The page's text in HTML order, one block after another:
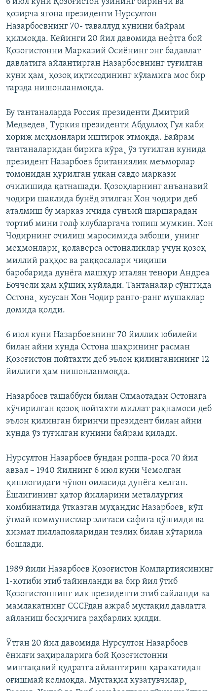
6 июл куни Қозоғистон ўзининг биринчи ва
ҳозирча ягона президенти Нурсултон
Назарбоевнинг 70- таваллуд кунини байрам
қилмоқда. Кейинги 20 йил давомида нефтга бой
Қозоғистонни Марказий Осиëнинг энг бадавлат
давлатига айлантирган Назарбоевнинг туғилган
куни ҳам¸ қозоқ иқтисодининг кўламига мос бир
тарзда нишонланмоқда.
Бу тантаналарда Россия президенти Дмитрий
Медведев¸ Туркия президенти Абдуллоҳ Гул каби
хориж меҳмонлари иштирок этмоқда. Байрам
тантаналаридан бирига кўра¸ ўз туғилган кунида
президент Назарбоев британиялик меъморлар
томонидан қурилган улкан савдо маркази
очилишида қатнашади. Қозоқларнинг анъанавий
чодири шаклида бунëд этилган Хон чодири деб
аталмиш бу марказ ичида сунъий шаршарадан
тортиб мини голф клубларгача топиш мумкин. Хон
Чодирнинг очилиш маросимида элбоши¸ унинг
меҳмонлари¸ қолаверса остоналиклар учун қозоқ
миллий раққос ва раққосалари чиқиши
баробарида дунëга машҳур италян тенори Андреа
Боччели ҳам қўшиқ куйлади. Тантаналар сўнггида
Остона¸ хусусан Хон Чодир ранго-ранг мушаклар
домида қолди.
6 июл куни Назарбоевнинг 70 йиллик юбилейи
билан айни кунда Остона шаҳрининг расман
Қозоғистон пойтахти деб эълон қилинганининг 12
йиллиги ҳам нишонланмоқда.
Назарбоев ташаббуси билан Олмаотадан Остонага
кўчирилган қозоқ пойтахти миллат раҳнамоси деб
эълон қилинган биринчи президент билан айни
кунда ўз туғилган кунини байрам қилади.
Нурсултон Назарбоев бундан роппа-роса 70 йил
аввал – 1940 йилнинг 6 июл куни Чемолган
қишлоғидаги чўпон оиласида дунëга келган.
Ëшлигининг қатор йилларини металлургия
комбинатида ўтказган муҳандис Назарбоев¸ кўп
ўтмай коммунистлар элитаси сафига қўшилди ва
хизмат пиллапояларидан тезлик билан кўтарила
бошлади.
1989 йили Назарбоев Қозоғистон Компартиясининг
1-котиби этиб тайинланди ва бир йил ўтиб
Қозоғистоннинг илк президенти этиб сайланди ва
мамлакатнинг СССРдан ажраб мустақил давлатга
айланиш босқичига раҳбарлик қилди.
Ўтган 20 йил давомида Нурсултон Назарбоев
ëнилғи заҳираларига бой Қозоғистонни
минтақавий қудратга айлантириш ҳаракатидан
оғишмай келмоқда. Мустақил кузатувчилар¸